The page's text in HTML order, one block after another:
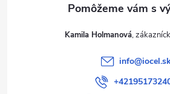
Kamila Holmanová
info@